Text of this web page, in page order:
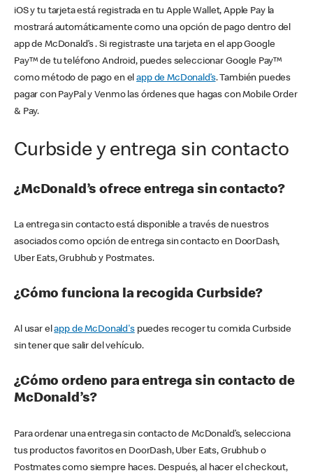
iOS y tu tarjeta está registrada en tu Apple Wallet, Apple Pay la
mostrará automáticamente como una opción de pago dentro del
app de McDonald’s . Si registraste una tarjeta en el app Google
Pay™ de tu teléfono Android, puedes seleccionar Google Pay™
como método de pago en elapp de McDonald’s. También puedes
pagar con PayPal y Venmo las órdenes que hagas con Mobile Order
& Pay.
Curbside y entrega sin contacto
¿McDonald’s ofrece entrega sin contacto?
La entrega sin contacto está disponible a través de nuestros
asociados como opción de entrega sin contacto en DoorDash,
Uber Eats, Grubhub y Postmates.
¿Cómo funciona la recogida Curbside?
Al usar elapp de McDonald'spuedes recoger tu comida Curbside
sin tener que salir del vehículo.
¿Cómo ordeno para entrega sin contacto de
McDonald’s?
Para ordenar una entrega sin contacto de McDonald’s, selecciona
tus productos favoritos en DoorDash, Uber Eats, Grubhub o
Postmates como siempre haces. Después, al hacer el checkout,